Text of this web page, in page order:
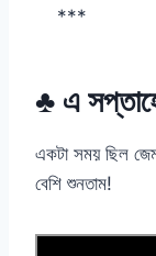
***
♣ এ
একটা সময় ছিল
বেশি শুনতাম!